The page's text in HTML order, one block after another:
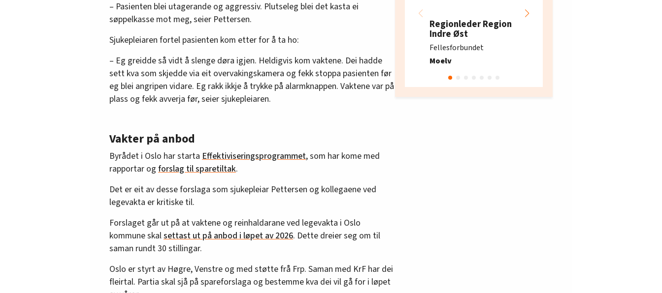
– Pasienten blei utagerande og aggressiv. Plutseleg blei det kasta ei
søppelkasse mot meg, seier Pettersen.
Sjukepleiaren fortel pasienten kom etter for å ta ho:
– Eg greidde så vidt å slenge døra igjen. Heldigvis kom vaktene. Dei hadde
sett kva som skjedde via eit overvakingskamera og fekk stoppa pasienten før
eg blei angripen vidare. Eg rakk ikkje å trykke på alarmknappen. Vaktene var på
plass og fekk avverja før, seier sjukepleiaren.
Vakter på anbod
Byrådet i Oslo har starta Effektiviseringsprogrammet, som har kome med
rapportar og forslag til sparetiltak.
Det er eit av desse forslaga som sjukepleiar Pettersen og kollegaene ved
legevakta er kritiske til.
Forslaget går ut på at vaktene og reinhaldarane ved legevakta i Oslo
kommune skalsettast ut på anbod i løpet av 2026. Dette dreier seg om til
saman rundt 30 stillingar.
Oslo er styrt av Høgre, Venstre og med støtte frå Frp. Saman med KrF har dei
fleirtal. Partia skal sjå på spareforslaga og bestemme kva dei vil gå for i løpet
Regionleder Region
Indre Øst
Fellesforbundet
Moelv